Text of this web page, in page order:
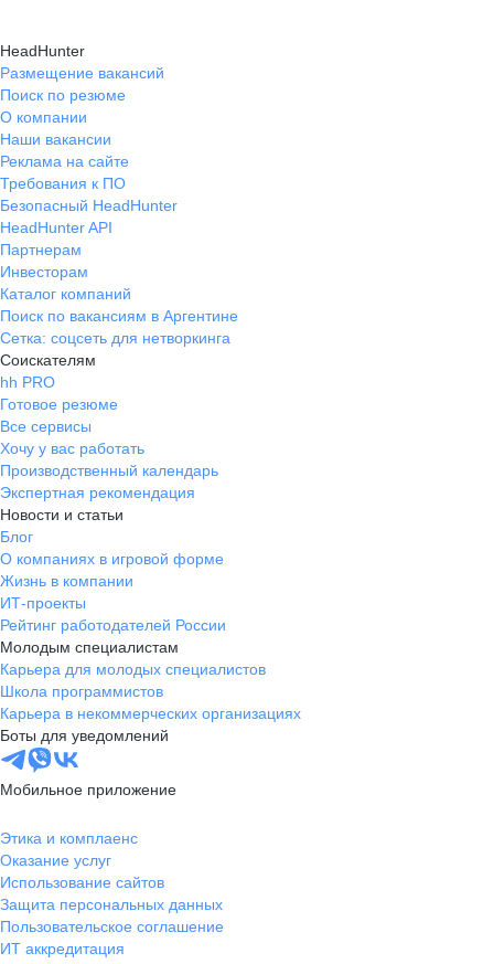
HeadHunter
Размещение вакансий
Поиск по резюме
О компании
Наши вакансии
Реклама на сайте
Требования к ПО
Безопасный HeadHunter
HeadHunter API
Партнерам
Инвесторам
Каталог компаний
Поиск по вакансиям в Аргентине
Сетка: соцсеть для нетворкинга
Соискателям
hh PRO
Готовое резюме
Все сервисы
Хочу у вас работать
Производственный календарь
Экспертная рекомендация
Новости и статьи
Блог
О компаниях в игровой форме
Жизнь в компании
ИТ-проекты
Рейтинг работодателей России
Молодым специалистам
Карьера для молодых специалистов
Школа программистов
Карьера в некоммерческих организациях
Боты для уведомлений
Мобильное приложение
Этика и комплаенс
Оказание услуг
Использование сайтов
Защита персональных данных
Пользовательское соглашение
ИТ аккредитация